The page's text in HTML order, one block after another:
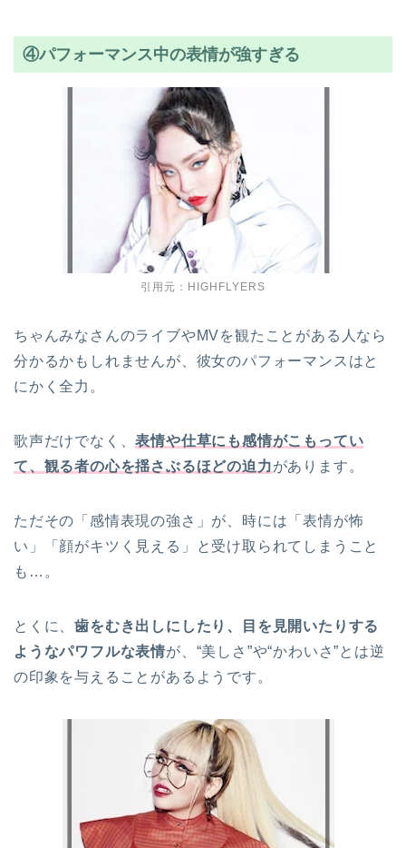
④パフォーマンス中の表情が強すぎる
引用元：HIGHFLYERS
ちゃんみなさんのライブやMVを観たことがある人なら
分かるかもしれませんが、彼女のパフォーマンスはと
にかく全力。
歌声だけでなく、表情や仕草にも感情がこもってい
て、観る者の心を揺さぶるほどの迫力があります。
ただその「感情表現の強さ」が、時には「表情が怖
い」「顔がキツく見える」と受け取られてしまうこと
も…。
とくに、歯をむき出しにしたり、目を見開いたりする
ようなパワフルな表情が、“美しさ”や“かわいさ”とは逆
の印象を与えることがあるようです。